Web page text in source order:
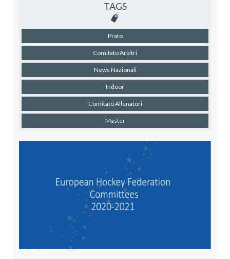
TAGS
Prato
Comitato Arbitri
News Nazionali
Indoor
Comitato Allenatori
Master